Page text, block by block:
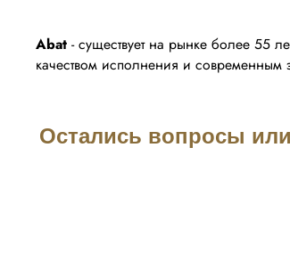
Abat - существует на рынке более 55
качеством исполнения и современным
Остались вопросы